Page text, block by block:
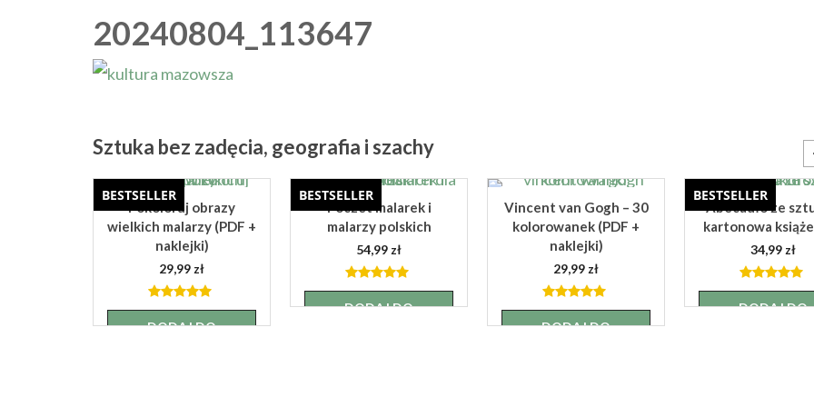
20240804_113647
Sztuka bez zadęcia, geografia i szachy
BESTSELLER
Pokoloruj obrazy
wielkich malarzy (PDF +
naklejki)
29,99 zł
4.82out
of 5
DODAJ DO
BESTSELLER
Poczet malarek i
malarzy polskich
54,99 zł
4.88out
of 5
DODAJ DO
Vincent van Gogh – 30
kolorowanek (PDF +
naklejki)
29,99 zł
4.89out
of 5
DODAJ DO
BESTSELLER
Abecadło ze
kartonowa
34,99 zł
4.85out
of 5
DODAJ DO